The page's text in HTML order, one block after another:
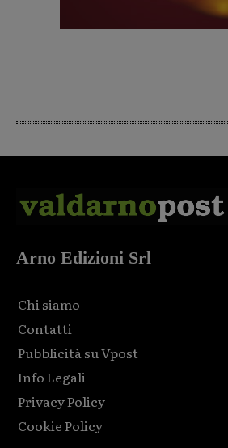
Arno Edizioni Srl
Chi siamo
Contatti
Pubblicità su Vpost
Info Legali
Privacy Policy
Cookie Policy